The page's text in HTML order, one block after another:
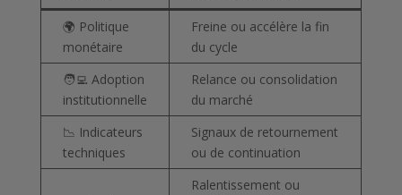
🌍 Politique
monétaire
Freine ou accélère la fin
du cycle
🧑‍💻 Adoption
institutionnelle
Relance ou consolidation
du marché
📉 Indicateurs
techniques
Signaux de retournement
ou de continuation
Ralentissement ou